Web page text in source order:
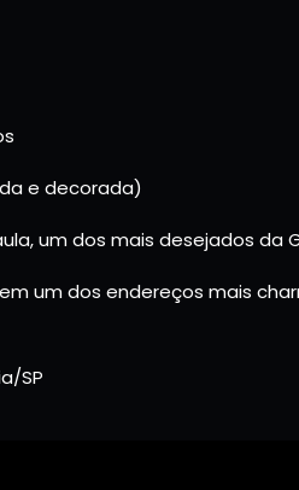
e decorada)
um dos mais desejados da
um dos endereços mais
SP